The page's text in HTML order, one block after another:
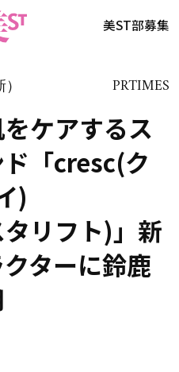
美ST部募集
PRTIMES
ケアするス
「cresc(ク
)
リフト)」新
ターに鈴鹿